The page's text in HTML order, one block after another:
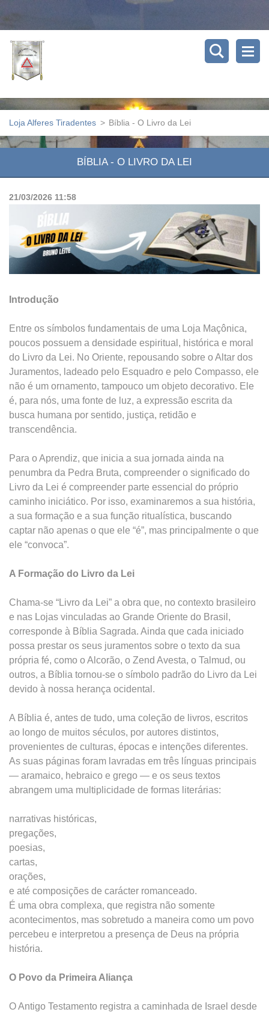
Loja Alferes Tiradentes > Bíblia - O Livro da Lei
BÍBLIA - O LIVRO DA LEI
21/03/2026 11:58
Introdução
Entre os símbolos fundamentais de uma Loja Maçônica,
poucos possuem a densidade espiritual, histórica e moral
do Livro da Lei. No Oriente, repousando sobre o Altar dos
Juramentos, ladeado pelo Esquadro e pelo Compasso, ele
não é um ornamento, tampouco um objeto decorativo. Ele
é, para nós, uma fonte de luz, a expressão escrita da
busca humana por sentido, justiça, retidão e
transcendência.
Para o Aprendiz, que inicia a sua jornada ainda na
penumbra da Pedra Bruta, compreender o significado do
Livro da Lei é compreender parte essencial do próprio
caminho iniciático. Por isso, examinaremos a sua história,
a sua formação e a sua função ritualística, buscando
captar não apenas o que ele “é”, mas principalmente o que
ele “convoca”.
A Formação do Livro da Lei
Chama-se “Livro da Lei” a obra que, no contexto brasileiro
e nas Lojas vinculadas ao Grande Oriente do Brasil,
corresponde à Bíblia Sagrada. Ainda que cada iniciado
possa prestar os seus juramentos sobre o texto da sua
própria fé, como o Alcorão, o Zend Avesta, o Talmud, ou
outros, a Bíblia tornou-se o símbolo padrão do Livro da Lei
devido à nossa herança ocidental.
A Bíblia é, antes de tudo, uma coleção de livros, escritos
ao longo de muitos séculos, por autores distintos,
provenientes de culturas, épocas e intenções diferentes.
As suas páginas foram lavradas em três línguas principais
— aramaico, hebraico e grego — e os seus textos
abrangem uma multiplicidade de formas literárias:
narrativas históricas,
pregações,
poesias,
cartas,
orações,
e até composições de carácter romanceado.
É uma obra complexa, que registra não somente
acontecimentos, mas sobretudo a maneira como um povo
percebeu e interpretou a presença de Deus na própria
história.
O Povo da Primeira Aliança
O Antigo Testamento registra a caminhada de Israel desde